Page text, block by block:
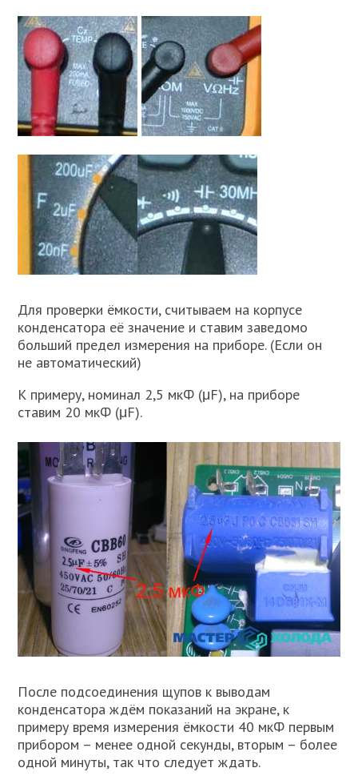
Для проверки ёмкости, считываем на корпусе
конденсатора её значение и ставим заведомо
больший предел измерения на приборе. (Если он
не автоматический)
К примеру, номинал 2,5 мкФ (μF), на приборе
ставим 20 мкФ (μF).
После подсоединения щупов к выводам
конденсатора ждём показаний на экране, к
примеру время измерения ёмкости 40 мкФ первым
прибором – менее одной секунды, вторым – более
одной минуты, так что следует ждать.